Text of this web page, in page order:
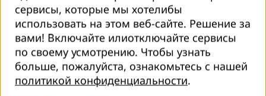
сервисы, которые мы хотелибы
использовать на этом веб-сайте. Решение за
вами! Включайте илиотключайте сервисы
по своему усмотрению. Чтобы узнать
больше, пожалуйста, ознакомьтесь с нашей
политикой конфиденциальности.